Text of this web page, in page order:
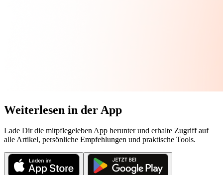
Weiterlesen in der App
Lade Dir die mitpflegeleben App herunter und erhalte Zugriff auf
alle Artikel, persönliche Empfehlungen und praktische Tools.